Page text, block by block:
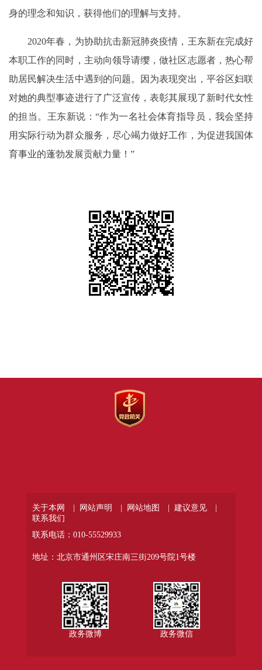
身的理念和知识，获得他们的理解与支持。
2020年春，为协助抗击新冠肺炎疫情，王东新在完成好
本职工作的同时，主动向领导请缨，做社区志愿者，热心帮
助居民解决生活中遇到的问题。因为表现突出，平谷区妇联
对她的典型事迹进行了广泛宣传，表彰其展现了新时代女性
的担当。王东新说：“作为一名社会体育指导员，我会坚持
用实际行动为群众服务，尽心竭力做好工作，为促进我国体
育事业的蓬勃发展贡献力量！”
关于本网 | 网站声明 | 网站地图 |
建议意见 |
联系我们
联系电话：010-55529933
地址：北京市通州区宋庄南三街209号院1号楼
政务微博 政务微信